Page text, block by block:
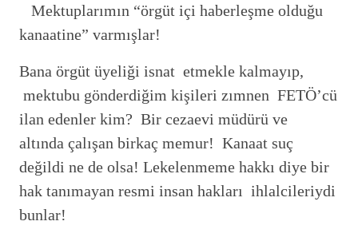
Mektuplarımın “örgüt içi haberleşme olduğu
kanaatine” varmışlar!
Bana örgüt üyeliği isnat etmekle kalmayıp,
mektubu gönderdiğim kişileri zımnen FETÖ’cü
ilan edenler kim? Bir cezaevi müdürü ve
altında çalışan birkaç memur! Kanaat suç
değildi ne de olsa! Lekelenmeme hakkı diye bir
hak tanımayan resmi insan hakları ihlalcileriydi
bunlar!